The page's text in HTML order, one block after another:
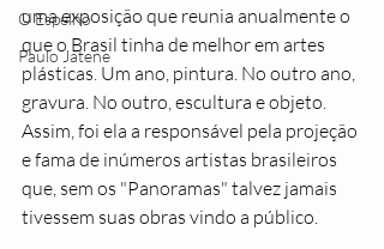
O Espelho
Paulo Jatene
uma exposição que reunia anualmente o
que o Brasil tinha de melhor em artes
plásticas. Um ano, pintura. No outro ano,
gravura. No outro, escultura e objeto.
Assim, foi ela a responsável pela projeção
e fama de inúmeros artistas brasileiros
que, sem os "Panoramas" talvez jamais
tivessem suas obras vindo a público.